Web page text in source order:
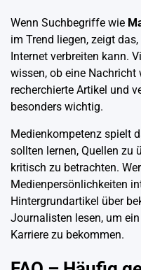
Wenn Suchbegriffe wie
im Trend liegen, zeigt
Internet verbreiten kann.
wissen, ob eine
recherchierte Artikel und
besonders wichtig.
Medienkompetenz spielt
sollten lernen, Quellen zu
kritisch zu betrachten.
Medienpersönlichkeiten
Hintergrundartikel über
Journalisten lesen, um
Karriere zu bekommen.